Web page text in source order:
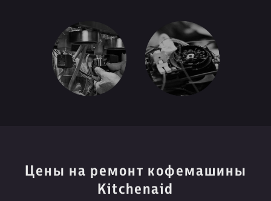
Цены на ремонт кофемашины
Kitchenaid